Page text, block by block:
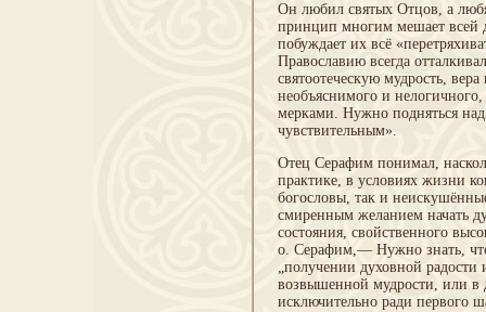
Он любил святых Отцов, а
принцип многим мешает всей
побуждает их всё
Православию всегда
святоотеческую мудрость,
необъяснимого и
мерками. Нужно подняться над
чувствительным».
Отец Серафим понимал,
практике, в условиях жизни
богословы, так и
смиренным желанием начать
состояния, свойственного
о. Серафим,— Нужно знать, что
„получении духовной
возвышенной мудрости, или в
исключительно ради первого